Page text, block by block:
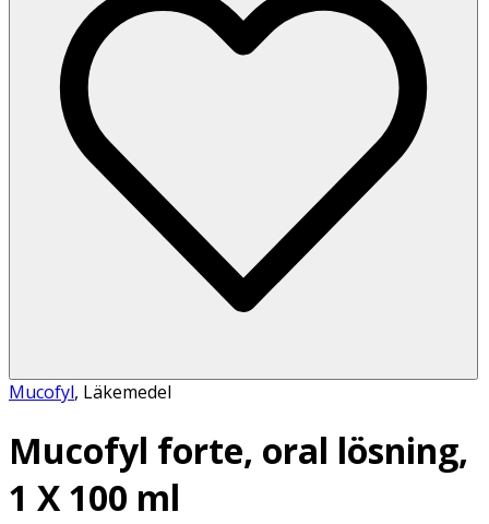
Mucofyl, Läkemedel
Mucofyl forte, oral lösning,
1 X 100 ml